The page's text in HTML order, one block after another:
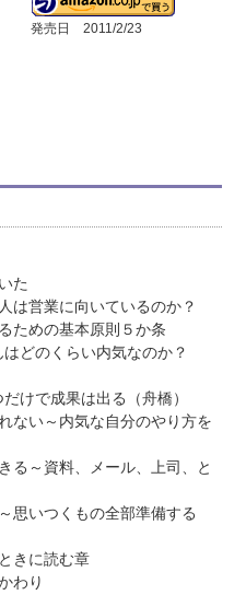
発売日 2011/2/23
た
営業に向いているのか？
ための基本原則５か条
どのくらい内気なのか？
けで成果は出る（舟橋）
い～内気な自分のやり方を
～資料、メール、上司、と
いつくもの全部準備する
きに読む章
わり